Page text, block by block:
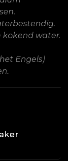
kokend water.
Engels)